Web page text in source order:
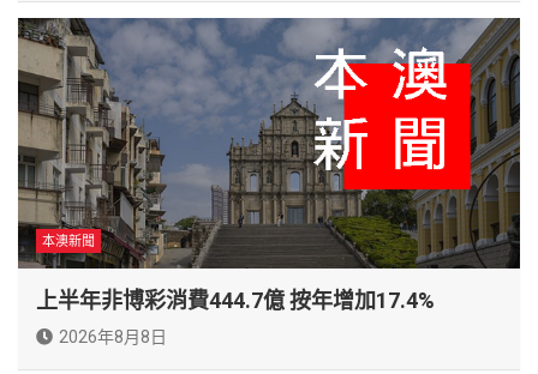
本澳新聞
上半年非博彩消費444.7億 按年增加17.4%
2026年8月8日